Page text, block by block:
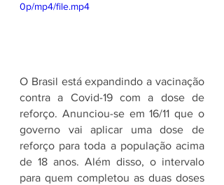
0p/mp4/file.mp4
O Brasil está expandindo a vacinação
contra a Covid-19 com a dose de
reforço. Anunciou-se em 16/11 que o
governo vai aplicar uma dose de
reforço para toda a população acima
de 18 anos. Além disso, o intervalo
para quem completou as duas doses